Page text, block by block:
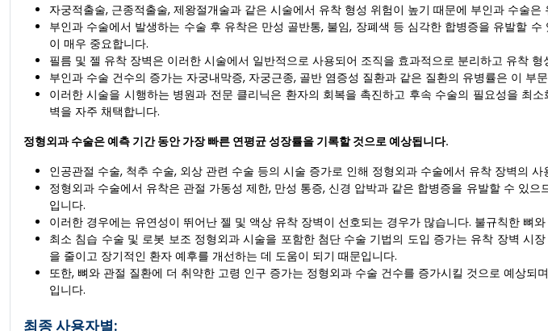
자궁적출술, 근종적출술, 제왕절개술과 같은 시술에서 유착 형성 위험이 높기 때문에 부인과 수술
부인과 수술에서 발생하는 수술 후 유착은 만성 골반통, 불임, 장폐색 등 심각한 합병증을 유발할
이 매우 중요합니다.
필름 및 젤 유착 장벽은 이러한 시술에서 일반적으로 사용되어 조직을 효과적으로 분리하고 유착 형
부인과 수술 건수의 증가는 자궁내막증, 자궁근종, 골반 염증성 질환과 같은 질환의 유병률은 이 부
이러한 시술을 시행하는 병원과 전문 클리닉은 환자의 회복을 촉진하고 후속 수술의 필요성을 최
벽을 자주 채택합니다.
정형외과 수술은 예측 기간 동안 가장 빠른 연평균 성장률을 기록할 것으로 예상됩니다.
인공관절 수술, 척추 수술, 외상 관련 수술 등의 시술 증가로 인해 정형외과 수술에서 유착 장벽의
정형외과 수술에서 유착은 관절 가동성 제한, 만성 통증, 신경 압박과 같은 합병증을 유발할 수 있
입니다.
이러한 경우에는 유연성이 뛰어난 젤 및 액상 유착 장벽이 선호되는 경우가 많습니다. 불규칙한 뼈
최소 침습 수술 및 로봇 보조 정형외과 시술을 포함한 첨단 수술 기법의 도입 증가는 유착 장벽 시
을 줄이고 장기적인 환자 예후를 개선하는 데 도움이 되기 때문입니다.
또한, 뼈와 관절 질환에 더 취약한 고령 인구 증가는 정형외과 수술 건수를 증가시킬 것으로 예상되
입니다.
최종 사용자별: